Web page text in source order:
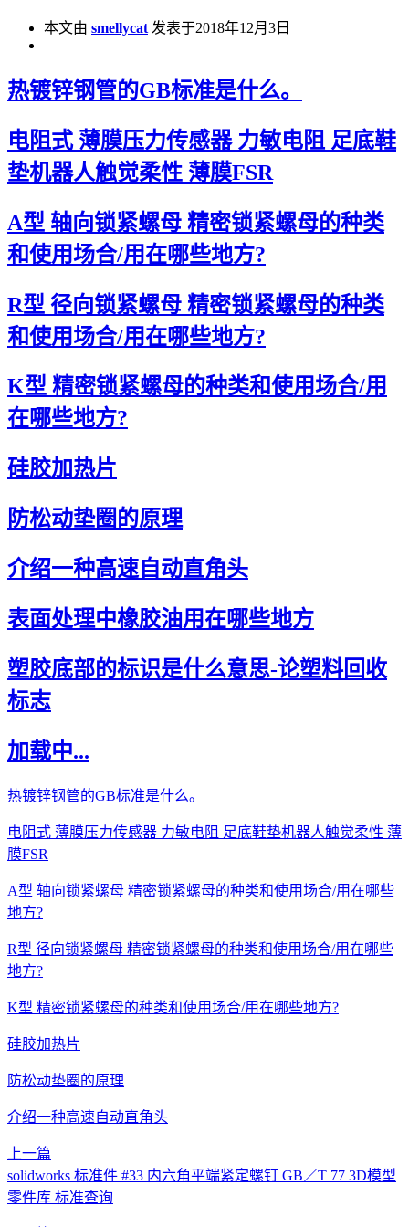
本文由 smellycat 发表于2018年12月3日
热镀锌钢管的GB标准是什么。
电阻式 薄膜压力传感器 力敏电阻 足底鞋
垫机器人触觉柔性 薄膜FSR
A型 轴向锁紧螺母 精密锁紧螺母的种类
和使用场合/用在哪些地方?
R型 径向锁紧螺母 精密锁紧螺母的种类
和使用场合/用在哪些地方?
K型 精密锁紧螺母的种类和使用场合/用
在哪些地方?
硅胶加热片
防松动垫圈的原理
介绍一种高速自动直角头
表面处理中橡胶油用在哪些地方
塑胶底部的标识是什么意思-论塑料回收
标志
加载中...
热镀锌钢管的GB标准是什么。
电阻式 薄膜压力传感器 力敏电阻 足底鞋垫机器人触觉柔性 薄
膜FSR
A型 轴向锁紧螺母 精密锁紧螺母的种类和使用场合/用在哪些
地方?
R型 径向锁紧螺母 精密锁紧螺母的种类和使用场合/用在哪些
地方?
K型 精密锁紧螺母的种类和使用场合/用在哪些地方?
硅胶加热片
防松动垫圈的原理
介绍一种高速自动直角头
上一篇
solidworks 标准件 #33 内六角平端紧定螺钉 GB／T 77 3D模型
零件库 标准查询